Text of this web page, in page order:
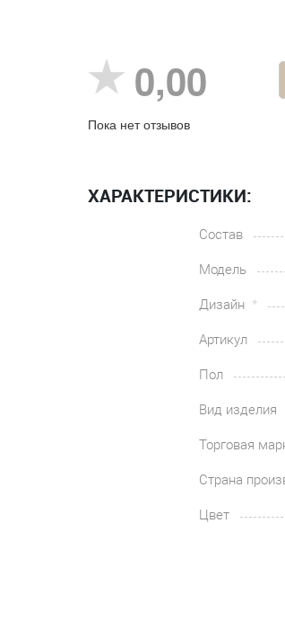
0,00
Пока нет отзывов
ХАРАКТЕРИСТИКИ:
Состав
Модель
Дизайн
Артикул
Пол
Вид изделия
Торговая
Страна
Цвет